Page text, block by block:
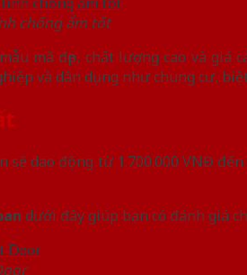
chống ẩm tốt
mã đẹp, chất lượng cao và
và dân dụng như chung cư,
dao động từ 1.700.000 VNĐ
dưới đây giúp bạn có đánh giá